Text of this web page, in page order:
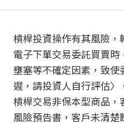
槓桿投資操作有其風險
電子下單交易委託買賣
壅塞等不確定因素，致
遲，請投資人自行評估〉
槓桿交易非保本型商品
風險預告書，客戶未清